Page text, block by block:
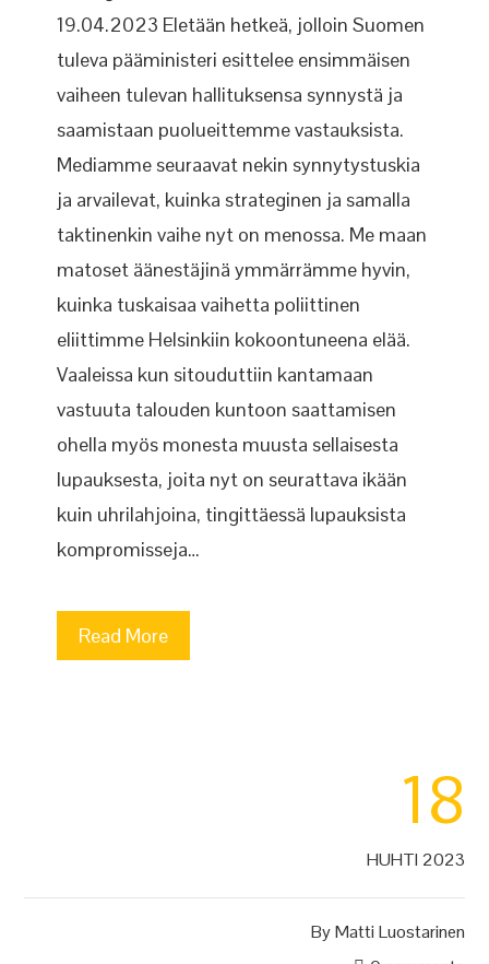
19.04.2023 Eletään hetkeä, jolloin Suomen
tuleva pääministeri esittelee ensimmäisen
vaiheen tulevan hallituksensa synnystä ja
saamistaan puolueittemme vastauksista.
Mediamme seuraavat nekin synnytystuskia
ja arvailevat, kuinka strateginen ja samalla
taktinenkin vaihe nyt on menossa. Me maan
matoset äänestäjinä ymmärrämme hyvin,
kuinka tuskaisaa vaihetta poliittinen
eliittimme Helsinkiin kokoontuneena elää.
Vaaleissa kun sitouduttiin kantamaan
vastuuta talouden kuntoon saattamisen
ohella myös monesta muusta sellaisesta
lupauksesta, joita nyt on seurattava ikään
kuin uhrilahjoina, tingittäessä lupauksista
kompromisseja…
Read More
18
HUHTI 2023
ByMatti Luostarinen